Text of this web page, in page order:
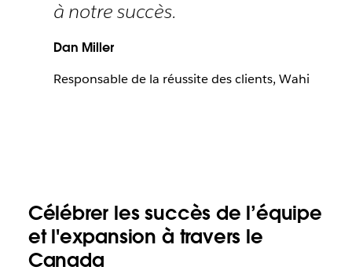
à notre succès.
Dan Miller
Responsable de la réussite des clients, Wahi
Célébrer les succès de l’équipe
et l'expansion à travers le
Canada